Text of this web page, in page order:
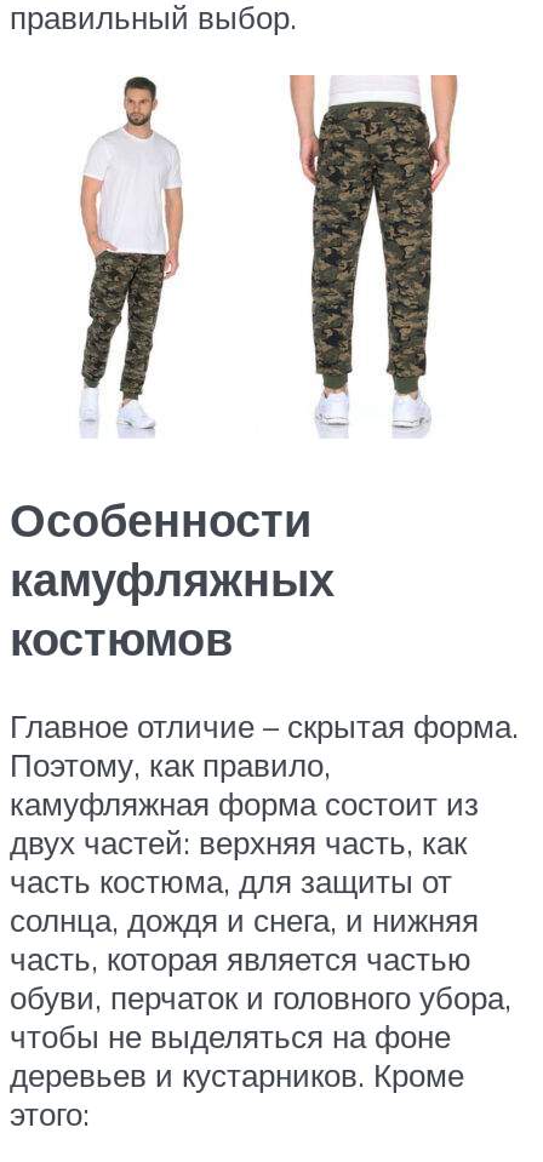
правильный выбор.
Особенности
камуфляжных
костюмов
Главное отличие – скрытая форма.
Поэтому, как правило,
камуфляжная форма состоит из
двух частей: верхняя часть, как
часть костюма, для защиты от
солнца, дождя и снега, и нижняя
часть, которая является частью
обуви, перчаток и головного убора,
чтобы не выделяться на фоне
деревьев и кустарников. Кроме
этого: